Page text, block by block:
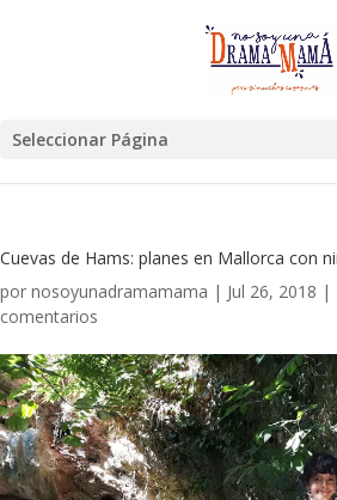
Seleccionar Página
Cuevas de Hams: planes en Mallorca con
por nosoyunadramamama | Jul 26, 2018 |
comentarios